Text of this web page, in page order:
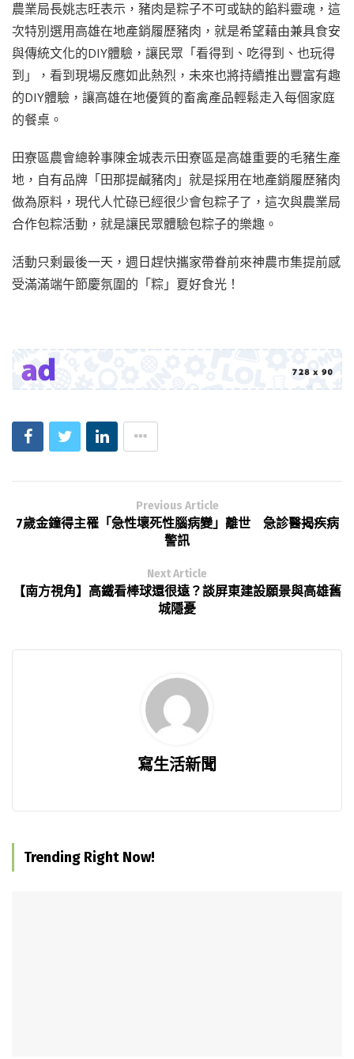
農業局長姚志旺表示，豬肉是粽子不可或缺的餡料靈魂，這
次特別選用高雄在地產銷履歷豬肉，就是希望藉由兼具食安
與傳統文化的DIY體驗，讓民眾「看得到、吃得到、也玩得
到」，看到現場反應如此熱烈，未來也將持續推出豐富有趣
的DIY體驗，讓高雄在地優質的畜禽產品輕鬆走入每個家庭
的餐桌。
田寮區農會總幹事陳金城表示田寮區是高雄重要的毛豬生產
地，自有品牌「田那提鹹豬肉」就是採用在地產銷履歷豬肉
做為原料，現代人忙碌已經很少會包粽子了，這次與農業局
合作包粽活動，就是讓民眾體驗包粽子的樂趣。
活動只剩最後一天，週日趕快攜家帶眷前來神農市集提前感
受滿滿端午節慶氛圍的「粽」夏好食光！
Previous Article
7歲金鐘得主罹「急性壞死性腦病變」離世 急診醫揭疾病
警訊
Next Article
【南方視角】高鐵看棒球還很遠？談屏東建設願景與高雄舊
城隱憂
寫生活新聞
Trending Right Now!